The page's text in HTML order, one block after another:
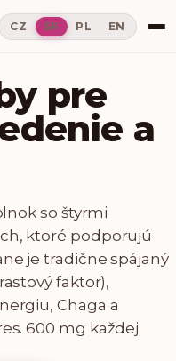
CZ SK PL EN
pre
a
so štyrmi
ktoré podporujú
je tradične spájaný
faktor),
Chaga a
600 mg každej